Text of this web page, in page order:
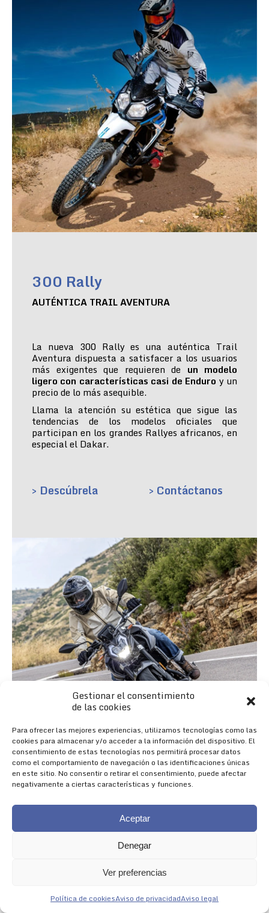
Gestionar el consentimiento
de las cookies
Para ofrecer las mejores experiencias, utilizamos tecnologías como las
cookies para almacenar y/o acceder a la información del dispositivo. El
consentimiento de estas tecnologías nos permitirá procesar datos
como el comportamiento de navegación o las identificaciones únicas
en este sitio. No consentir o retirar el consentimiento, puede afectar
negativamente a ciertas características y funciones.
Aceptar
Denegar
Ver preferencias
Política de cookiesAviso de privacidadAviso legal
300 Rally
AUTÉNTICA TRAIL AVENTURA
La nueva 300 Rally es una auténtica Trail
Aventura dispuesta a satisfacer a los usuarios
más exigentes que requieren de un modelo
ligero con características casi de Enduro y un
precio de lo más asequible.
Llama la atención su estética que sigue las
tendencias de los modelos oficiales que
participan en los grandes Rallyes africanos, en
especial el Dakar.
> Descúbrela > Contáctanos
NACIDA PARA IMPRESIONAR